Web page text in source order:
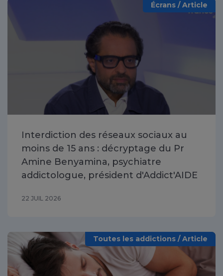
Écrans / Article
Interdiction des réseaux sociaux au
moins de 15 ans : décryptage du Pr
Amine Benyamina, psychiatre
addictologue, président d'Addict'AIDE
22 JUIL 2026
Toutes les addictions / Article